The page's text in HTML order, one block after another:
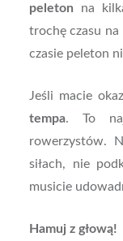
peleton na
trochę czasu
czasie peleton
Jeśli macie
tempa. To
rowerzystów.
siłach, nie
musicie
Hamuj z głową!